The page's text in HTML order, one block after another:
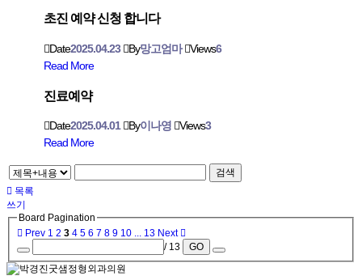
초진 예약 신청 합니다
Date2025.04.23 By망고엄마 Views6
Read More
진료예약
Date2025.04.01 By이나영 Views3
Read More
검색
목록
쓰기
Board Pagination
Prev 1 2 3 4 5 6 7 8 9 10 13 Next
/ 13
GO